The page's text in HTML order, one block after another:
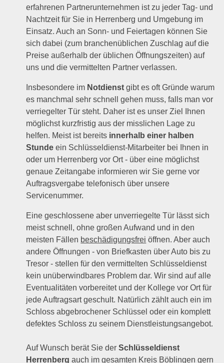
erfahrenen Partnerunternehmen ist zu jeder Tag- und
Nachtzeit für Sie in Herrenberg und Umgebung im
Einsatz. Auch an Sonn- und Feiertagen können Sie
sich dabei (zum branchenüblichen Zuschlag auf die
Preise außerhalb der üblichen Öffnungszeiten) auf
uns und die vermittelten Partner verlassen.
Insbesondere im Notdienst gibt es oft Gründe warum
es manchmal sehr schnell gehen muss, falls man vor
verriegelter Tür steht. Daher ist es unser Ziel Ihnen
möglichst kurzfristig aus der misslichen Lage zu
helfen. Meist ist bereits innerhalb einer halben
Stunde ein Schlüsseldienst-Mitarbeiter bei Ihnen in
oder um Herrenberg vor Ort - über eine möglichst
genaue Zeitangabe informieren wir Sie gerne vor
Auftragsvergabe telefonisch über unsere
Servicenummer.
Eine geschlossene aber unverriegelte Tür lässt sich
meist schnell, ohne großen Aufwand und in den
meisten Fällen beschädigungsfrei öffnen. Aber auch
andere Öffnungen - von Briefkasten über Auto bis zu
Tresor - stellen für den vermittelten Schlüsseldienst
kein unüberwindbares Problem dar. Wir sind auf alle
Eventualitäten vorbereitet und der Kollege vor Ort für
jede Auftragsart geschult. Natürlich zählt auch ein im
Schloss abgebrochener Schlüssel oder ein komplett
defektes Schloss zu seinem Dienstleistungsangebot.
Auf Wunsch berät Sie derSchlüsseldienst
Herrenberg auch im gesamten Kreis Böblingen gern